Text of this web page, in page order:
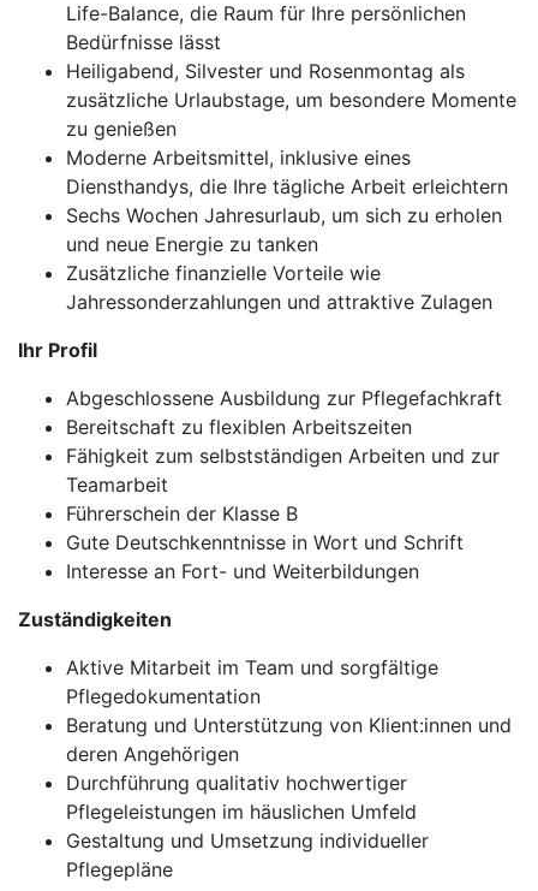
Life-Balance, die Raum für Ihre persönlichen
Bedürfnisse lässt
Heiligabend, Silvester und Rosenmontag als
zusätzliche Urlaubstage, um besondere Momente
zu genießen
Moderne Arbeitsmittel, inklusive eines
Diensthandys, die Ihre tägliche Arbeit erleichtern
Sechs Wochen Jahresurlaub, um sich zu erholen
und neue Energie zu tanken
Zusätzliche finanzielle Vorteile wie
Jahressonderzahlungen und attraktive Zulagen
Ihr Profil
Abgeschlossene Ausbildung zur Pflegefachkraft
Bereitschaft zu flexiblen Arbeitszeiten
Fähigkeit zum selbstständigen Arbeiten und zur
Teamarbeit
Führerschein der Klasse B
Gute Deutschkenntnisse in Wort und Schrift
Interesse an Fort- und Weiterbildungen
Zuständigkeiten
Aktive Mitarbeit im Team und sorgfältige
Pflegedokumentation
Beratung und Unterstützung von Klient:innen und
deren Angehörigen
Durchführung qualitativ hochwertiger
Pflegeleistungen im häuslichen Umfeld
Gestaltung und Umsetzung individueller
Pflegepläne